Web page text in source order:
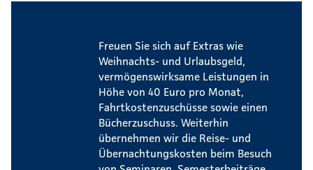
Freuen Sie sich auf Extras wie
Weihnachts- und Urlaubsgeld,
vermögenswirksame Leistungen in
Höhe von 40 Euro pro Monat,
Fahrtkostenzuschüsse sowie einen
Bücherzuschuss. Weiterhin
übernehmen wir die Reise- und
Übernachtungskosten beim Besuch